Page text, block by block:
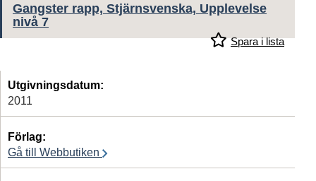
Gangster rapp, Stjärnsvenska, Upplevelse
nivå 7
Spara i lista
Utgivningsdatum:
2011
Förlag:
Gå till Webbutiken